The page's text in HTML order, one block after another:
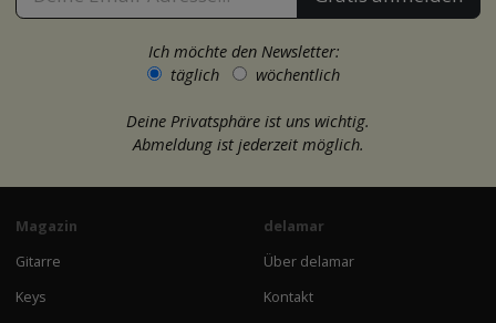
Ich möchte den Newsletter:
täglich
wöchentlich
Deine Privatsphäre ist uns wichtig.
Abmeldung ist jederzeit möglich.
Magazin
Gitarre
Keys
delamar
Über delamar
Kontakt